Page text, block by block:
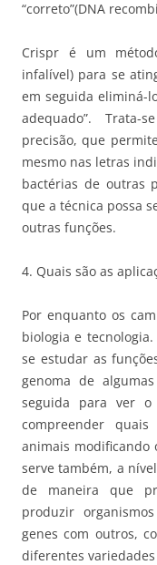
“correto”(DNA
Crispr é um
infalível) para se
em seguida eliminá-
adequado”.
precisão, que
mesmo nas letras
bactérias de outras
que a técnica possa
outras funções.
4. Quais são as
Por enquanto os
biologia e
se estudar as
genoma de
seguida para ver
compreender
animais modificando
serve também, a
de maneira que
produzir
genes com outros,
diferentes